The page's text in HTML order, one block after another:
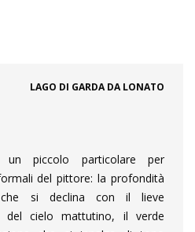
LAGO DI GARDA DA LONATO
un piccolo particolare per
del pittore: la profondità
che si declina con il lieve
del cielo mattutino, il verde